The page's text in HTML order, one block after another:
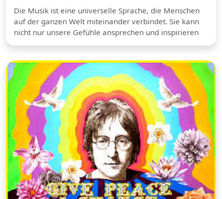
Die Musik ist eine universelle Sprache, die Menschen
auf der ganzen Welt miteinander verbindet. Sie kann
nicht nur unsere Gefühle ansprechen und inspirieren